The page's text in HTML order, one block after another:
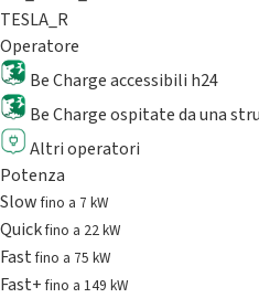
TESLA_R
Operatore
Be Charge accessibili h24
Be Charge ospitate da una
Altri operatori
Potenza
Slowfino a 7 kW
Quickfino a 22 kW
Fastfino a 75 kW
Fast+fino a 149 kW